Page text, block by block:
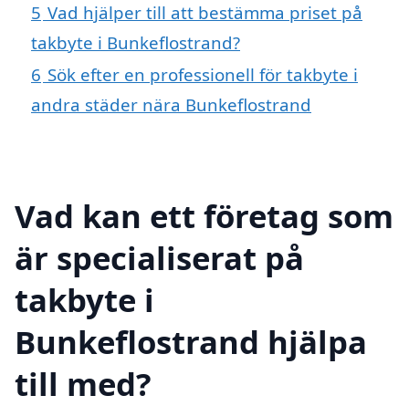
5 Vad hjälper till att bestämma priset på
takbyte i Bunkeflostrand?
6 Sök efter en professionell för takbyte i
andra städer nära Bunkeflostrand
Vad kan ett företag som
är specialiserat på
takbyte i
Bunkeflostrand hjälpa
till med?